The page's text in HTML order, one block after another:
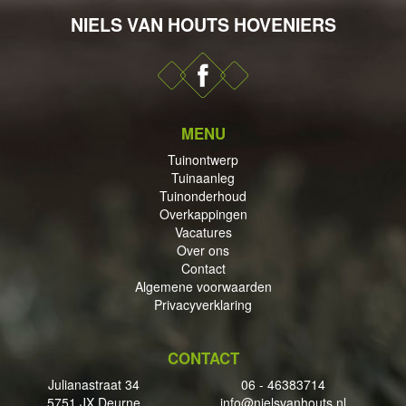
NIELS VAN HOUTS HOVENIERS
MENU
Tuinontwerp
Tuinaanleg
Tuinonderhoud
Overkappingen
Vacatures
Over ons
Contact
Algemene voorwaarden
Privacyverklaring
CONTACT
Julianastraat 34
06 - 46383714
5751 JX Deurne
info@nielsvanhouts.nl